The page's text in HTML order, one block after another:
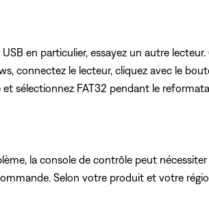
en particulier, essayez un autre
connectez le lecteur, cliquez avec le
sélectionnez FAT32 pendant le
la console de contrôle peut
Selon votre produit et votre